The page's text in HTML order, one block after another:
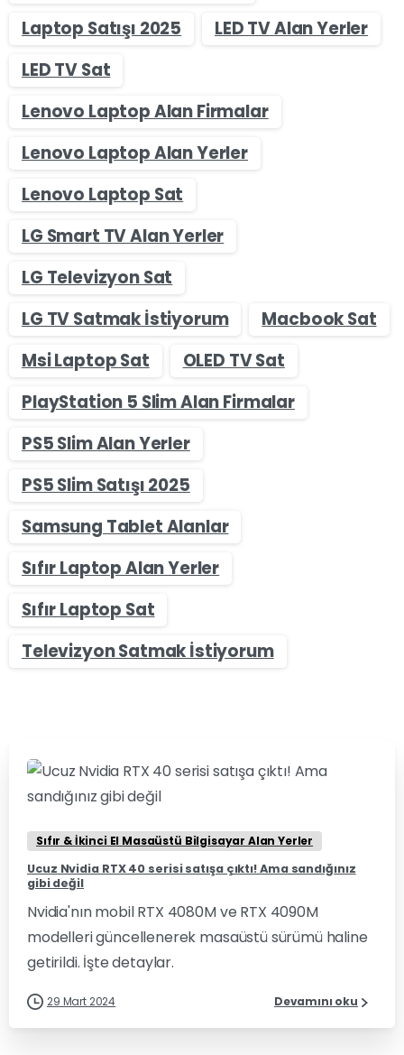
Laptop Satışı 2025
LED TV Alan Yerler
LED TV Sat
Lenovo Laptop Alan Firmalar
Lenovo Laptop Alan Yerler
Lenovo Laptop Sat
LG Smart TV Alan Yerler
LG Televizyon Sat
LG TV Satmak İstiyorum
Macbook Sat
Msi Laptop Sat
OLED TV Sat
PlayStation 5 Slim Alan Firmalar
PS5 Slim Alan Yerler
PS5 Slim Satışı 2025
Samsung Tablet Alanlar
Sıfır Laptop Alan Yerler
Sıfır Laptop Sat
Televizyon Satmak İstiyorum
0
Sıfır & İkinci El Masaüstü Bilgisayar Alan Yerler
Ucuz Nvidia RTX 40 serisi satışa çıktı! Ama sandığınız
gibi değil
Nvidia'nın mobil RTX 4080M ve RTX 4090M
modelleri güncellenerek masaüstü sürümü haline
getirildi. İşte detaylar.
29 Mart 2024 Devamını oku